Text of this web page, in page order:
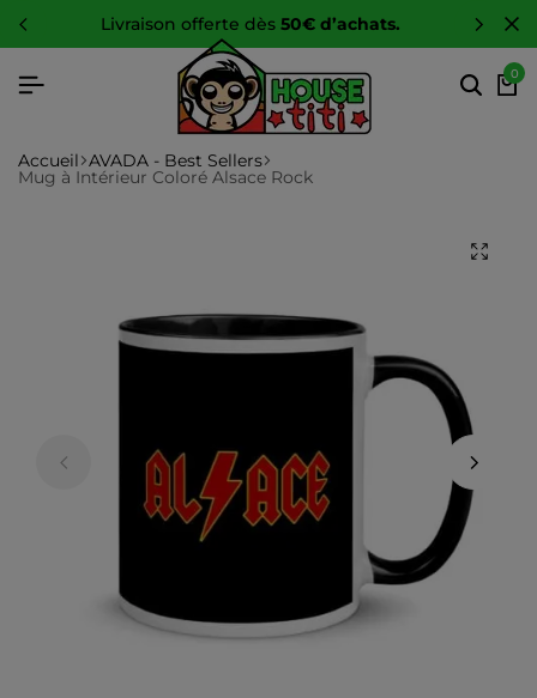
livraison offerte dès 50€ d’achats.
0
Accueil AVADA - Best Sellers
Mug à Intérieur Coloré Alsace Rock